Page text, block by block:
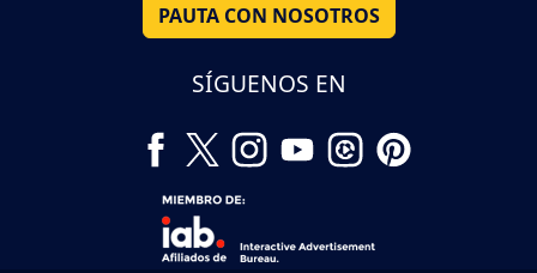
PAUTA CON NOSOTROS
SÍGUENOS EN